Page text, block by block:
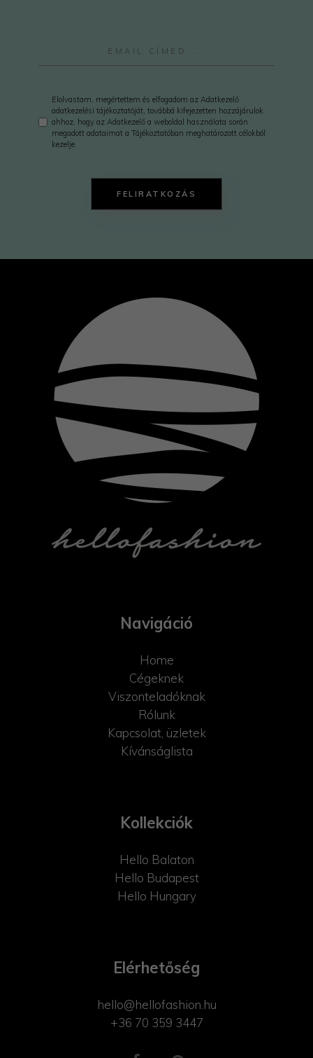
Elolvastam, megértettem és elfogadom az Adatkezelő
adatkezelési tájékoztatóját, továbbá kifejezetten hozzájárulok
ahhoz, hogy az Adatkezelő a weboldal használata során
megadott adataimat a Tájékoztatóban meghatározott célokból
kezelje.
FELIRATKOZÁS
Navigáció
Home
Cégeknek
Viszonteladóknak
Rólunk
Kapcsolat, üzletek
Kívánságlista
Kollekciók
Hello Balaton
Hello Budapest
Hello Hungary
Elérhetőség
hello@hellofashion.hu
+36 70 359 3447